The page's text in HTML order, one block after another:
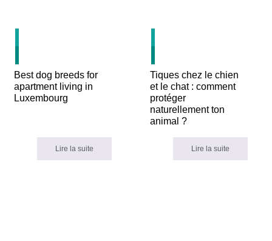
Best dog breeds for
apartment living in
Luxembourg
Lire la suite
Tiques chez le chien
et le chat : comment
protéger
naturellement ton
animal ?
Lire la suite